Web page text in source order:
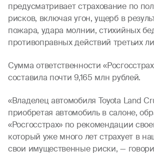
предусматривает страхование по
рисков, включая угон, ущерб в
пожара, удара молнии, стихийных
противоправных действий третьих
Сумма ответственности
составила почти 9,165 млн рублей.
«Владелец автомобиля Toyota Land
приобретая автомобиль в салоне,
«Росгосстрах» по рекомендации
который уже много лет страхует в
свои имущественные риски, —